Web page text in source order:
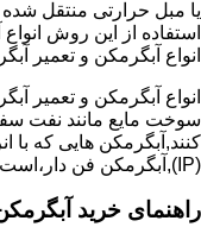
یا مبل حرارتی منتقل
استفاده از این روش
انواع آبگرمکن و تعمیر
سوخت مایع مانند نفت
(IP),آبگرمکن فن دار،است که برای تعمیر آبگرمکن باید به نمایندگی تماس حاصل فرمایید.
راهنمای خرید